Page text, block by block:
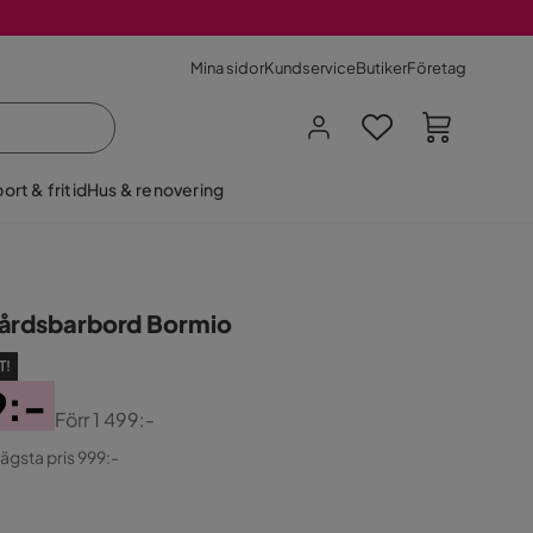
Mina sidorKundserviceButikerFöretag
& fritidHus & renovering
Bormio
Förr1 499:-
pris 999:-